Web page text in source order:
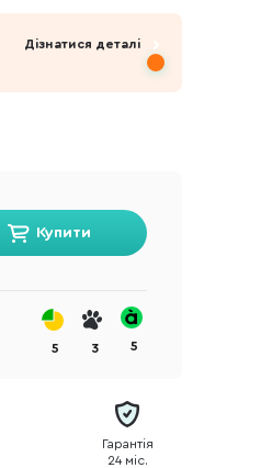
Дізнатися деталі
Купити
5 3 5
Гарантія
24 міс.